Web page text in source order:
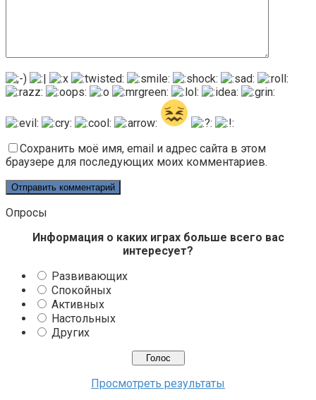
Сохранить моё имя, email и адрес сайта в этом
браузере для последующих моих комментариев.
Опросы
Информация о каких играх больше всего вас
интересует?
Развивающих
Спокойных
Активных
Настольных
Других
Просмотреть результаты